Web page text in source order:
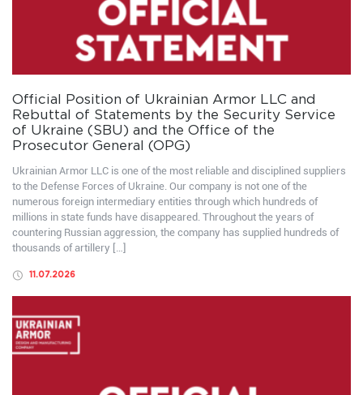
Official Position of Ukrainian Armor LLC and
Rebuttal of Statements by the Security Service
of Ukraine (SBU) and the Office of the
Prosecutor General (OPG)
Ukrainian Armor LLC is one of the most reliable and disciplined suppliers
to the Defense Forces of Ukraine. Our company is not one of the
numerous foreign intermediary entities through which hundreds of
millions in state funds have disappeared. Throughout the years of
countering Russian aggression, the company has supplied hundreds of
thousands of artillery […]
11.07.2026